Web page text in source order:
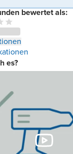
bewertet als:
es?